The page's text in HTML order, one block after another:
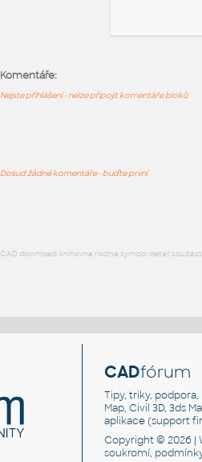
Komentáře:
Nejste přihlášeni - nelze připojit komentáře bloků
Dosud žádné komentáře - buďte první
CAD download: knihovna rodina symbol detail
CADfórum
Tipy, triky,
Map, Civil 3D, 3ds
aplikace (support
Copyright © 2026 |
soukromí,